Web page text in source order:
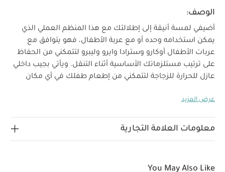
الوصف:
أضيفي لمسة أنيقة إلى إطلالتك مع هذا المنظم العملي الذي
يمكن استخدامه وحده أو مع عربة الأطفال، فهو يتوافق مع
عربات الأطفال أوكارو وسترادا وايرو وليبرو لتتمكني من الحفاظ
على ترتيب مستلزماتك الأساسية أثناء التنقل. ويأتي بجيب داخلي
عازل للحرارة للزجاجة لتتمكني من إطعام طفلك في أي مكان
وتجنب الانسكابات، إضافة إلى عدة جيوب عملية لحمل أغراضك
تركيبه في الهيكل باستخدام حمالات حامل الأكواب أو استخدميه
عرض المزيد
معلومات العلامة التجارية
You May Also Like